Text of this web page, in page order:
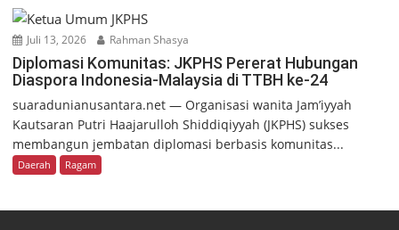
Juli 13, 2026 Rahman Shasya
Diplomasi Komunitas: JKPHS Pererat Hubungan
Diaspora Indonesia-Malaysia di TTBH ke-24
suaradunianusantara.net — Organisasi wanita Jam’iyyah
Kautsaran Putri Haajarulloh Shiddiqiyyah (JKPHS) sukses
membangun jembatan diplomasi berbasis komunitas...
Daerah Ragam